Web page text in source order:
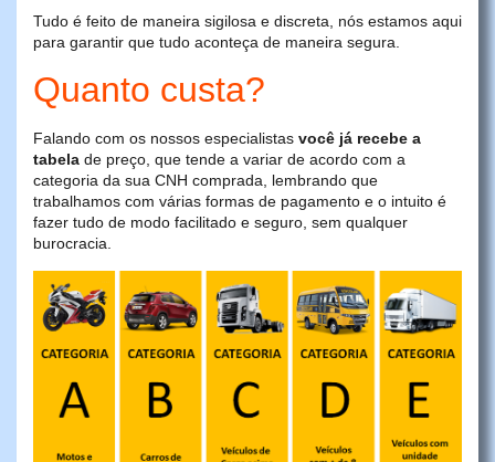
Tudo é feito de maneira sigilosa e discreta, nós estamos aqui
para garantir que tudo aconteça de maneira segura.
Quanto custa?
Falando com os nossos especialistas você já recebe a
tabela de preço, que tende a variar de acordo com a
categoria da sua CNH comprada, lembrando que
trabalhamos com várias formas de pagamento e o intuito é
fazer tudo de modo facilitado e seguro, sem qualquer
burocracia.